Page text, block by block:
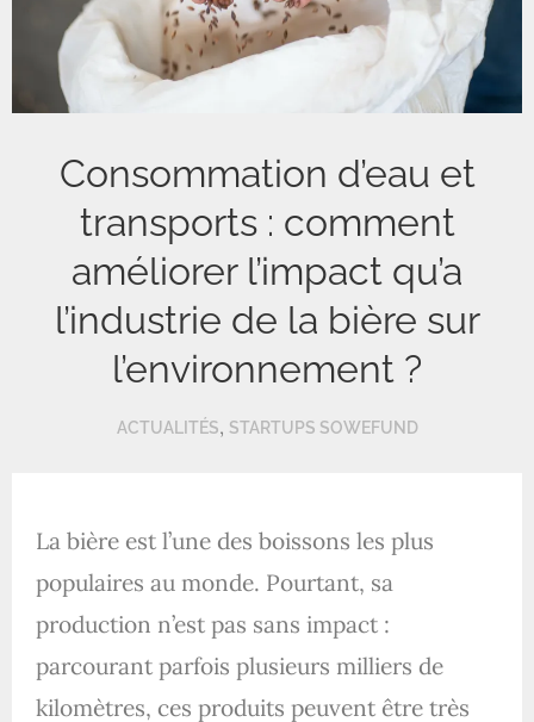
Consommation d’eau et
transports : comment
améliorer l’impact qu’a
l’industrie de la bière sur
l’environnement ?
ACTUALITÉS, STARTUPS SOWEFUND
La bière est l’une des boissons les plus
populaires au monde. Pourtant, sa
production n’est pas sans impact :
parcourant parfois plusieurs milliers de
kilomètres, ces produits peuvent être très